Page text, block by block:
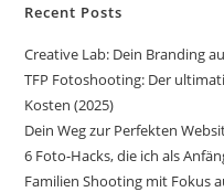
Recent Posts
Creative Lab: Dein Branding
TFP Fotoshooting: Der
Kosten (2025)
Dein Weg zur Perfekten
6 Foto-Hacks, die ich als
Familien Shooting mit Fokus